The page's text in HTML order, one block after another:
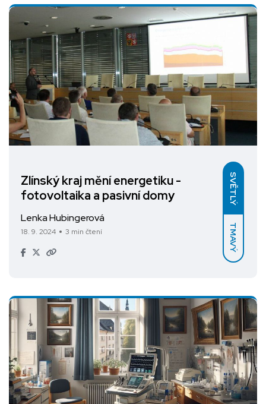
SVĚTLÝ
TMAVÝ
Zlínský kraj mění energetiku -
fotovoltaika a pasivní domy
Lenka Hubingerová
18. 9. 2024 3 min čtení